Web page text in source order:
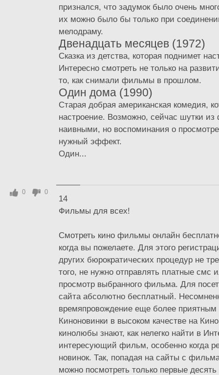
признался, что задумок было очень
их можно было бы только при
мелодраму.
Двенадцать месяцев (1972)
Сказка из детства, которая поднимет
Интересно смотреть не только на
то, как снимали фильмы в прошлом.
Один дома (1990)
Старая добрая американская комедия,
настроение. Возможно, сейчас шутки
наивными, но воспоминания о
нужный эффект.
Один...
14
Фильмы для всех!
Смотреть кино фильмы онлайн
когда вы пожелаете. Для этого
других бюрократических процедур не
того, не нужно отправлять платные смс
просмотр выбранного фильма. Для
сайта абсолютно бесплатный.
времяпровождение еще более
Киноновинки в высоком качестве на
кинолюбы знают, как нелегко найти в
интересующий фильм, особенно когда
новинок. Так, попадая на сайты с
можно посмотреть только первые
0 0